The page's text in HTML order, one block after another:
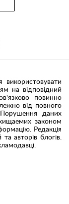
використовувати
на відповідний
повинно
від повного
Порушення даних
законом
Редакція
авторів блогів.